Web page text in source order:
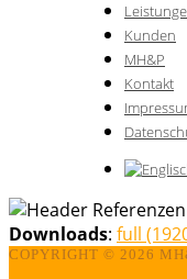
Kunden
MH&P
Kontakt
Downloads: full
COPYRIGHT © 2026